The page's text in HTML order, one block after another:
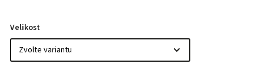
Velikost